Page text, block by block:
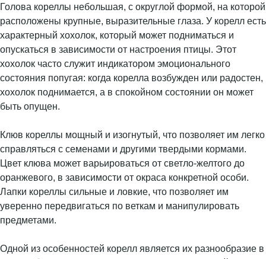
Голова кореллы небольшая, с округлой формой, на которой
расположены крупные, выразительные глаза. У корелл есть
характерный хохолок, который может подниматься и
опускаться в зависимости от настроения птицы. Этот
хохолок часто служит индикатором эмоционального
состояния попугая: когда корелла возбужден или радостен,
хохолок поднимается, а в спокойном состоянии он может
быть опущен.
Клюв кореллы мощный и изогнутый, что позволяет им легко
справляться с семенами и другими твердыми кормами.
Цвет клюва может варьироваться от светло-желтого до
оранжевого, в зависимости от окраса конкретной особи.
Лапки кореллы сильные и ловкие, что позволяет им
уверенно передвигаться по веткам и манипулировать
предметами.
Одной из особенностей корелл является их разнообразие в